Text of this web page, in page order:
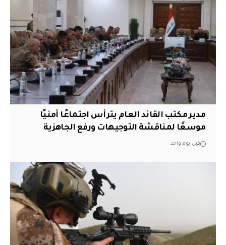
مدير مكتب القائد العام يترأس اجتماعًا أمنيًا
موسعًا لمناقشة التوجيهات ورفع الجاهزية
قبل يوم واحد